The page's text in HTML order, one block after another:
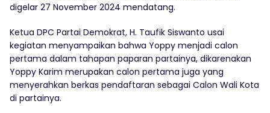
digelar 27 November 2024 mendatang.
Ketua DPC Partai Demokrat, H. Taufik Siswanto usai
kegiatan menyampaikan bahwa Yoppy menjadi calon
pertama dalam tahapan paparan partainya, dikarenakan
Yoppy Karim merupakan calon pertama juga yang
menyerahkan berkas pendaftaran sebagai Calon Wali Kota
di partainya.